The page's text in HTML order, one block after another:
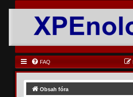
FAQ
Obsah fóra